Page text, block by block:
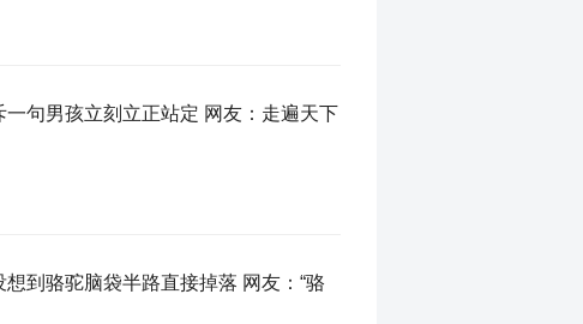
句男孩立刻立正站定 网友：走遍天下
到骆驼脑袋半路直接掉落 网友：“骆